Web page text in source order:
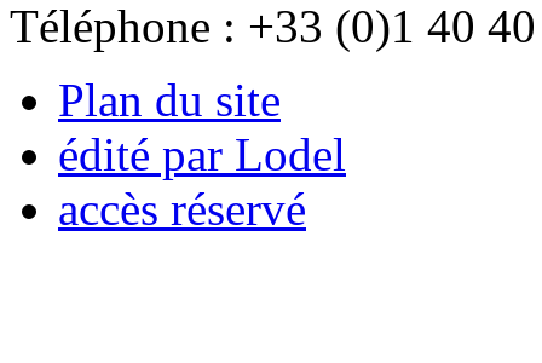
Téléphone : +33 (0)1 40
Plan du site
édité par Lodel
accès réservé